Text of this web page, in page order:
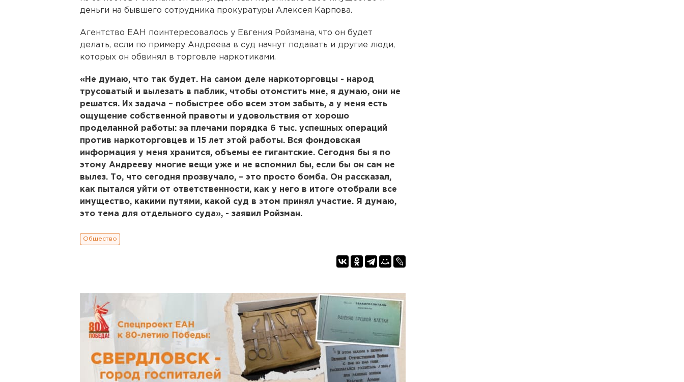
деньги на бывшего сотрудника прокуратуры Алексея Карпова.
Агентство ЕАН поинтересовалось у Евгения Ройзмана, что он будет
делать, если по примеру Андреева в суд начнут подавать и другие люди,
которых он обвинял в торговле наркотиками.
«Не думаю, что так будет. На самом деле наркоторговцы - народ
трусоватый и вылезать в паблик, чтобы отомстить мне, я думаю, они не
решатся. Их задача – побыстрее обо всем этом забыть, а у меня есть
ощущение собственной правоты и удовольствия от хорошо
проделанной работы: за плечами порядка 6 тыс. успешных операций
против наркоторговцев и 15 лет этой работы. Вся фондовская
информация у меня хранится, объемы ее гигантские. Сегодня бы я по
этому Андрееву многие вещи уже и не вспомнил бы, если бы он сам не
вылез. То, что сегодня прозвучало, – это просто бомба. Он рассказал,
как пытался уйти от ответственности, как у него в итоге отобрали все
имущество, какими путями, какой суд в этом принял участие. Я думаю,
это тема для отдельного суда», - заявил Ройзман.
Общество